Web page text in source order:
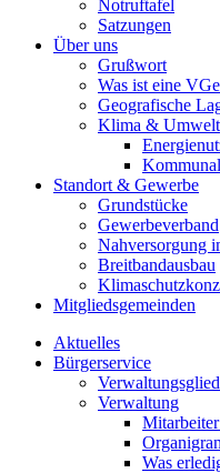
Notruftafel
Satzungen
Über uns
Grußwort
Was ist eine
Geografische
Klima & Umwelt
Standort & Gewerbe
Grundstücke
Gewerbeverband
Nahversorgung
Breitbandausbau
Mitgliedsgemeinden
Aktuelles
Bürgerservice
Verwaltung
Was